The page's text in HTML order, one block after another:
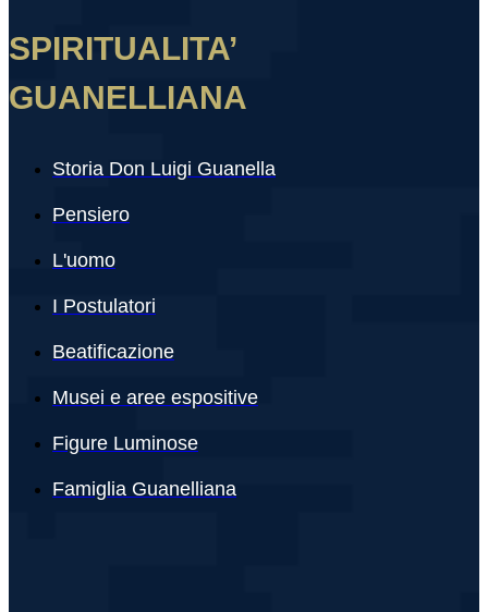
SPIRITUALITA’
GUANELLIANA
Storia Don Luigi Guanella
Pensiero
L'uomo
I Postulatori
Beatificazione
Musei e aree espositive
Figure Luminose
Famiglia Guanelliana